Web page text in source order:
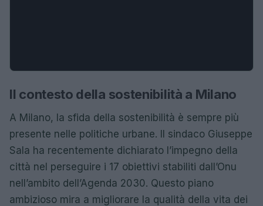
Il contesto della sostenibilità a Milano
A Milano, la sfida della sostenibilità è sempre più
presente nelle politiche urbane. Il sindaco Giuseppe
Sala ha recentemente dichiarato l’impegno della
città nel perseguire i 17 obiettivi stabiliti dall’Onu
nell’ambito dell’Agenda 2030. Questo piano
ambizioso mira a migliorare la qualità della vita dei